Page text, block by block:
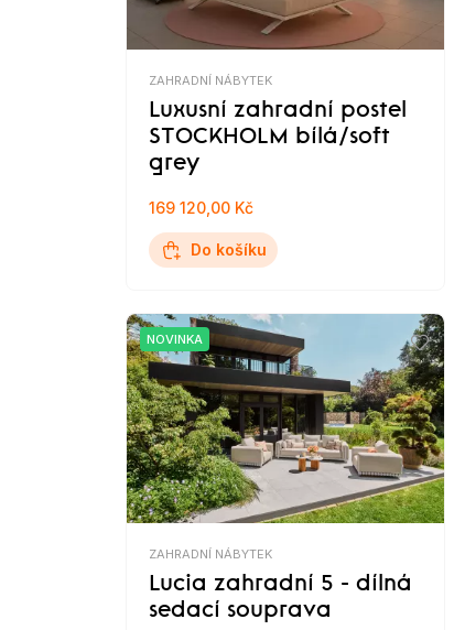
ZAHRADNÍ NÁBYTEK
Luxusní zahradní postel
STOCKHOLM bílá/soft
grey
169 120,00 Kč
Do košíku
NOVINKA
ZAHRADNÍ NÁBYTEK
Lucia zahradní 5 - dílná
sedací souprava